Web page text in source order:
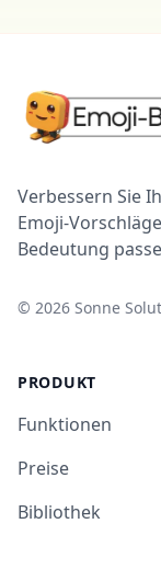
Verbessern Sie
Emoji-
Bedeutung
© 2026 Sonne
PRODUKT
Funktionen
Preise
Bibliothek